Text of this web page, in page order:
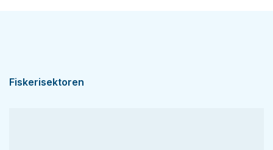
Fiskerisektoren